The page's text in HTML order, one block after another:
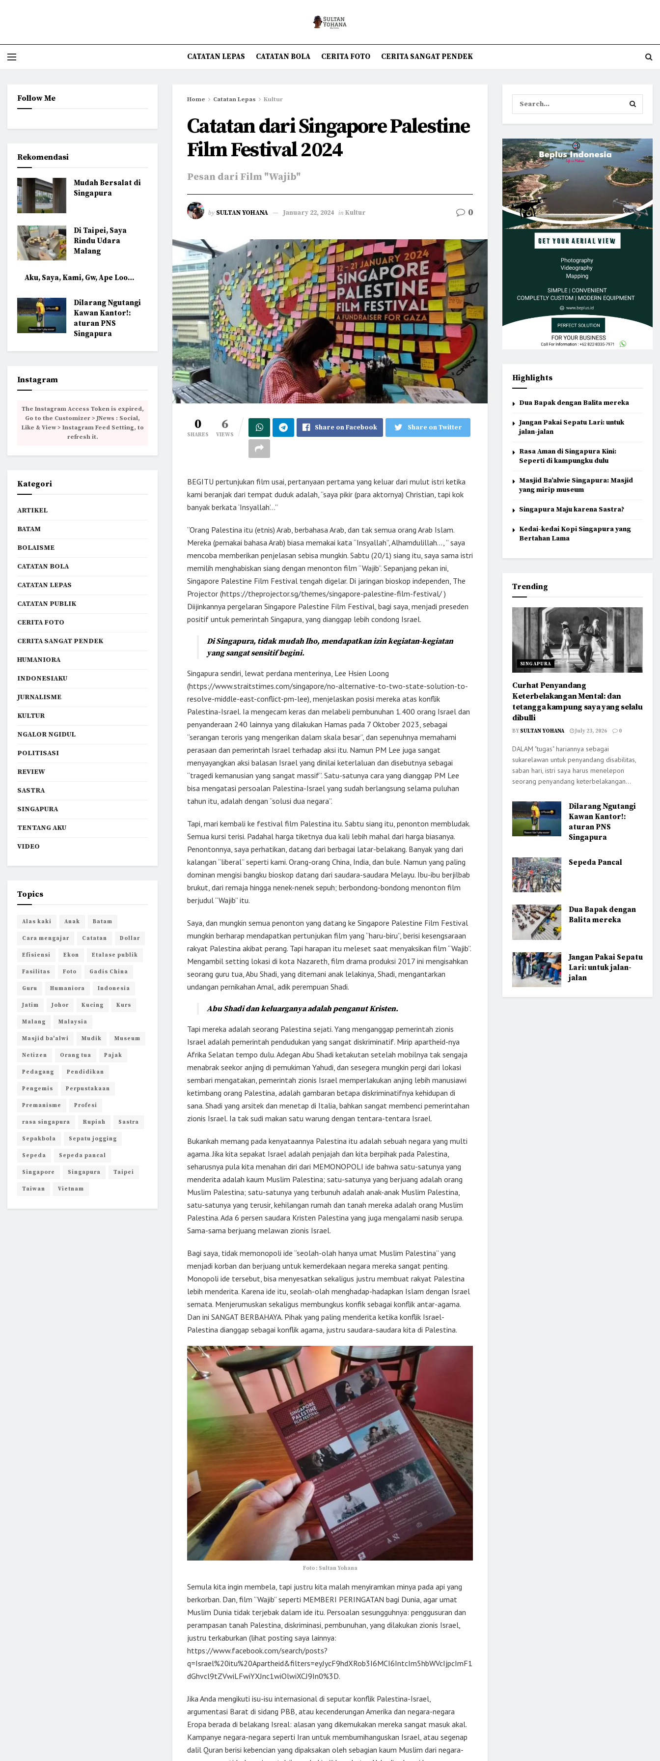
CATATAN LEPAS CATATAN BOLA CERITA FOTO CERITA SANGAT PENDEK
Home Catatan Lepas Kultur
Catatan dari Singapore Palestine
Film Festival 2024
Pesan dari Film "Wajib"
by SULTAN YOHANA January 22, 2024 in Kultur 0
0
SHARES
6
VIEWS
Share on Facebook Share on Twitter
BEGITU pertunjukan film usai, pertanyaan pertama yang keluar dari mulut istri ketika
kami beranjak dari tempat duduk adalah, “saya pikir (para aktornya) Christian, tapi kok
banyak berkata ‘Insyallah’…”
“Orang Palestina itu (etnis) Arab, berbahasa Arab, dan tak semua orang Arab Islam.
Mereka (pemakai bahasa Arab) biasa memakai kata “Insyallah”, Alhamdulillah…, ” saya
mencoba memberikan penjelasan sebisa mungkin. Sabtu (20/1) siang itu, saya sama istri
memilih menghabiskan siang dengan menonton film “Wajib”. Sepanjang pekan ini,
Singapore Palestine Film Festival tengah digelar. Di jaringan bioskop independen, The
Projector (https://theprojector.sg/themes/singapore-palestine-film-festival/ )
Diijinkannya pergelaran Singapore Palestine Film Festival, bagi saya, menjadi preseden
positif untuk pemerintah Singapura, yang dianggap lebih condong Israel.
Di Singapura, tidak mudah lho, mendapatkan izin kegiatan-kegiatan
yang sangat sensitif begini.
Singapura sendiri, lewat perdana menterinya, Lee Hsien Loong
(https://www.straitstimes.com/singapore/no-alternative-to-two-state-solution-to-
resolve-middle-east-conflict-pm-lee), menjelaskan posisi mereka atas konflik
Palestina-Israel. Ia mengecam keras dan melabeli pembunuhan 1.400 orang Israel dan
penyanderaan 240 lainnya yang dilakukan Hamas pada 7 Oktober 2023, sebagai
“serangan teroris yang mengerikan dalam skala besar”, dan sepenuhnya memahami
perasaan dan pemerintah Israel terhadap aksi itu. Namun PM Lee juga sangat
menyayangkan aksi balasan Israel yang dinilai keterlaluan dan disebutnya sebagai
“tragedi kemanusian yang sangat massif”. Satu-satunya cara yang dianggap PM Lee
bisa mengatasi persoalan Palestina-Israel yang sudah berlangsung selama puluhan
tahun itu, adalah dengan “solusi dua negara”.
Tapi, mari kembali ke festival film Palestina itu. Sabtu siang itu, penonton membludak.
Semua kursi terisi. Padahal harga tiketnya dua kali lebih mahal dari harga biasanya.
Penontonnya, saya perhatikan, datang dari berbagai latar-belakang. Banyak yang dari
kalangan “liberal” seperti kami. Orang-orang China, India, dan bule. Namun yang paling
dominan mengisi bangku bioskop datang dari saudara-saudara Melayu. Ibu-ibu berjilbab
brukut, dari remaja hingga nenek-nenek sepuh; berbondong-bondong menonton film
berjudul “Wajib” itu.
Saya, dan mungkin semua penonton yang datang ke Singapore Palestine Film Festival
mungkin berharap mendapatkan pertunjukan film yang “haru-biru”, berisi kesengsaraan
rakyat Palestina akibat perang. Tapi harapan itu meleset saat menyaksikan film “Wajib”.
Mengambil setting lokasi di kota Nazareth, film drama produksi 2017 ini mengisahkan
seorang guru tua, Abu Shadi, yang ditemani anak lelakinya, Shadi, mengantarkan
undangan pernikahan Amal, adik perempuan Shadi.
Abu Shadi dan keluarganya adalah penganut Kristen.
Tapi mereka adalah seorang Palestina sejati. Yang menganggap pemerintah zionis
Israel adalah pemerintah pendudukan yang sangat diskriminatif. Mirip apartheid-nya
Afrika Selatan tempo dulu. Adegan Abu Shadi ketakutan setelah mobilnya tak sengaja
menabrak seekor anjing di pemukiman Yahudi, dan sesegera mungkin pergi dari lokasi
sembari mengatakan, pemerintah zionis Israel memperlakukan anjing lebih manusiawi
ketimbang orang Palestina, adalah gambaran betapa diskriminatifnya kehidupan di
sana. Shadi yang arsitek dan menetap di Italia, bahkan sangat membenci pemerintahan
zionis Israel. Ia tak sudi makan satu warung dengan tentara-tentara Israel.
Bukankah memang pada kenyataannya Palestina itu adalah sebuah negara yang multi
agama. Jika kita sepakat Israel adalah penjajah dan kita berpihak pada Palestina,
seharusnya pula kita menahan diri dari MEMONOPOLI ide bahwa satu-satunya yang
menderita adalah kaum Muslim Palestina; satu-satunya yang berjuang adalah orang
Muslim Palestina; satu-satunya yang terbunuh adalah anak-anak Muslim Palestina,
satu-satunya yang terusir, kehilangan rumah dan tanah mereka adalah orang Muslim
Palestina. Ada 6 persen saudara Kristen Palestina yang juga mengalami nasib serupa.
Sama-sama berjuang melawan zionis Israel.
Bagi saya, tidak memonopoli ide “seolah-olah hanya umat Muslim Palestina” yang
menjadi korban dan berjuang untuk kemerdekaan negara mereka sangat penting.
Monopoli ide tersebut, bisa menyesatkan sekaligus justru membuat rakyat Palestina
lebih menderita. Karena ide itu, seolah-olah menghadap-hadapkan Islam dengan Israel
semata. Menjerumuskan sekaligus membungkus konfik sebagai konflik antar-agama.
Dan ini SANGAT BERBAHAYA. Pihak yang paling menderita ketika konflik Israel-
Palestina dianggap sebagai konflik agama, justru saudara-saudara kita di Palestina.
Foto : Sultan Yohana
Semula kita ingin membela, tapi justru kita malah menyiramkan minya pada api yang
berkorban. Dan, film “Wajib” seperti MEMBERI PERINGATAN bagi Dunia, agar umat
Muslim Dunia tidak terjebak dalam ide itu. Persoalan sesungguhnya: penggusuran dan
perampasan tanah Palestina, diskriminasi, pembunuhan, yang dilakukan zionis Israel,
justru terkaburkan (lihat posting saya lainnya:
https://www.facebook.com/search/posts?
q=Israel%20itu%20Apartheid&filters=eyJycF9hdXRob3I6MCI6IntcIm5hbWVcIjpcImF1
dGhvcl9tZVwiLFwiYXJnc1wiOlwiXCJ9In0%3D.
Jika Anda mengikuti isu-isu internasional di seputar konflik Palestina-Israel,
argumentasi Barat di sidang PBB, atau kecenderungan Amerika dan negara-negara
Eropa berada di belakang Isreal: alasan yang dikemukakan mereka sangat masuk akal.
Kampanye negara-negara seperti Iran untuk membumihanguskan Israel, atau segenap
dalil Quran berisi kebencian yang dipaksakan oleh sebagian kaum Muslim dari negara-
Follow Me
Rekomendasi
Mudah Bersalat di
Singapura
Di Taipei, Saya
Rindu Udara
Malang
Aku, Saya, Kami, Gw, Ape Loo…
Dilarang Ngutangi
Kawan Kantor!:
aturan PNS
Singapura
Instagram
The Instagram Access Token is expired,
Go to the Customizer > JNews : Social,
Like & View > Instagram Feed Setting, to
refresh it.
Kategori
ARTIKEL
BATAM
BOLAISME
CATATAN BOLA
CATATAN LEPAS
CATATAN PUBLIK
CERITA FOTO
CERITA SANGAT PENDEK
HUMANIORA
INDONESIAKU
JURNALISME
KULTUR
NGALOR NGIDUL
POLITISASI
REVIEW
SASTRA
SINGAPURA
TENTANG AKU
VIDEO
Topics
Alas kaki Anak Batam
Cara mengajar Catatan Dollar
Efisiensi Ekon Etalase publik
Fasilitas Foto Gadis China
Guru Humaniora Indonesia
Jatim Johor Kucing Kurs
Malang Malaysia
Masjid ba'alwi Mudik Museum
Netizen Orang tua Pajak
Pedagang Pendidikan
Pengemis Perpustakaan
Premanisme Profesi
rasa singapura Rupiah Sastra
Sepakbola Sepatu jogging
Sepeda Sepeda pancal
Singapore Singapura Taipei
Taiwan Vietnam
Highlights
Dua Bapak dengan Balita mereka
Jangan Pakai Sepatu Lari: untuk
jalan-jalan
Rasa Aman di Singapura Kini:
Seperti di kampungku dulu
Masjid Ba’alwie Singapura: Masjid
yang mirip museum
Singapura Maju karena Sastra?
Kedai-kedai Kopi Singapura yang
Bertahan Lama
Trending
SINGAPURA
Curhat Penyandang
Keterbelakangan Mental: dan
tetangga kampung saya yang selalu
dibulli
BY SULTAN YOHANA July 23, 2026 0
DALAM "tugas" hariannya sebagai
sukarelawan untuk penyandang disabilitas,
saban hari, istri saya harus menelepon
seorang penyandang keterbelakangan...
Dilarang Ngutangi
Kawan Kantor!:
aturan PNS
Singapura
Sepeda Pancal
Dua Bapak dengan
Balita mereka
Jangan Pakai Sepatu
Lari: untuk jalan-
jalan